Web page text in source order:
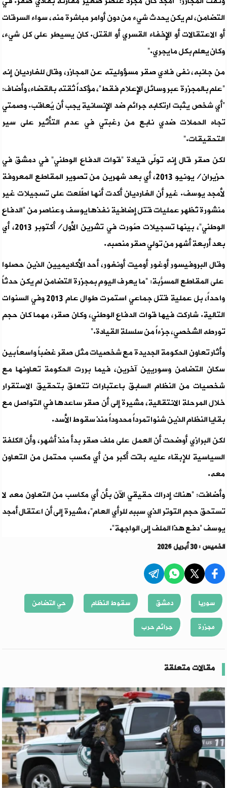
التضامن، لم يكن يحدث شيء من دون أوامر مباشرة منه، سواء السرقات
أو الاعتقالات أو الإخفاء القسري أو القتل. كان يسيطر على كل شيء،
وكان يعلم بكل ما يجري.”
من جانبه، نفى فادي صقر مسؤوليته عن المجازر، وقال للغارديان إنه
“علم بالمجزرة عبر وسائل الإعلام فقط”، مؤكداً ثقته بالقضاء، وأضاف:
“أي شخص يثبت ارتكابه جرائم ضد الإنسانية يجب أن يُعاقب. وصمتي
تجاه الحملات ضدي نابع من رغبتي في عدم التأثير على سير
التحقيقات.”
لكن صقر قال إنه تولّى قيادة “قوات الدفاع الوطني” في دمشق في
حزيران/يونيو 2013، أي بعد شهرين من تصوير المقاطع المعروفة
لأمجد يوسف. غير أن الغارديان أكدت أنها اطّلعت على تسجيلات غير
منشورة تُظهر عمليات قتل إضافية نفذها يوسف وعناصر من “الدفاع
الوطني”، بينها تسجيلات صُورت في تشرين الأول/أكتوبر 2013، أي
بعد أربعة أشهر من تولي صقر منصبه.
وقال البروفيسور أوغور أوميت أونغور، أحد الأكاديميين الذين حصلوا
على المقاطع المسرّبة: “ما يُعرف اليوم بمجزرة التضامن لم يكن حدثاً
واحداً، بل عملية قتل جماعي استمرت طوال عام 2013 وفي السنوات
التالية. شاركت فيها قوات الدفاع الوطني، وكان صقر، مهما كان حجم
تورطه الشخصي، جزءاً من سلسلة القيادة.”
وأثار تعاون الحكومة الجديدة مع شخصيات مثل صقر غضباً واسعاً بين
سكان التضامن وسوريين آخرين، فيما بررت الحكومة تعاونها مع
شخصيات من النظام السابق باعتبارات تتعلق بتحقيق الاستقرار
خلال المرحلة الانتقالية، مشيرة إلى أن صقر ساعدها في التواصل مع
بقايا النظام الذين شنوا تمرداً محدوداً منذ سقوط الأسد.
لكن البرازي أوضحت أن العمل على ملف صقر بدأ منذ أشهر، وأن الكلفة
السياسية للإبقاء عليه باتت أكبر من أي مكسب محتمل من التعاون
معه.
وأضافت: “هناك إدراك حقيقي الآن بأن أي مكاسب من التعاون معه لا
تستحق حجم التوتر الذي سببه للرأي العام”، مشيرة إلى أن اعتقال أمجد
يوسف “دفع هذا الملف إلى الواجهة”.
الخميس : 30 أبريل 2026
سوريا دمشق سقوط النظام
حي التضامن
مجزرة
جرائم حرب
مقالات متعلقة